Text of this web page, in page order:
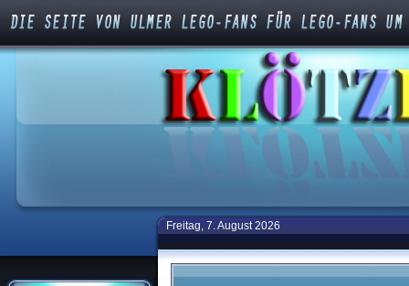
Freitag, 7. August 2026